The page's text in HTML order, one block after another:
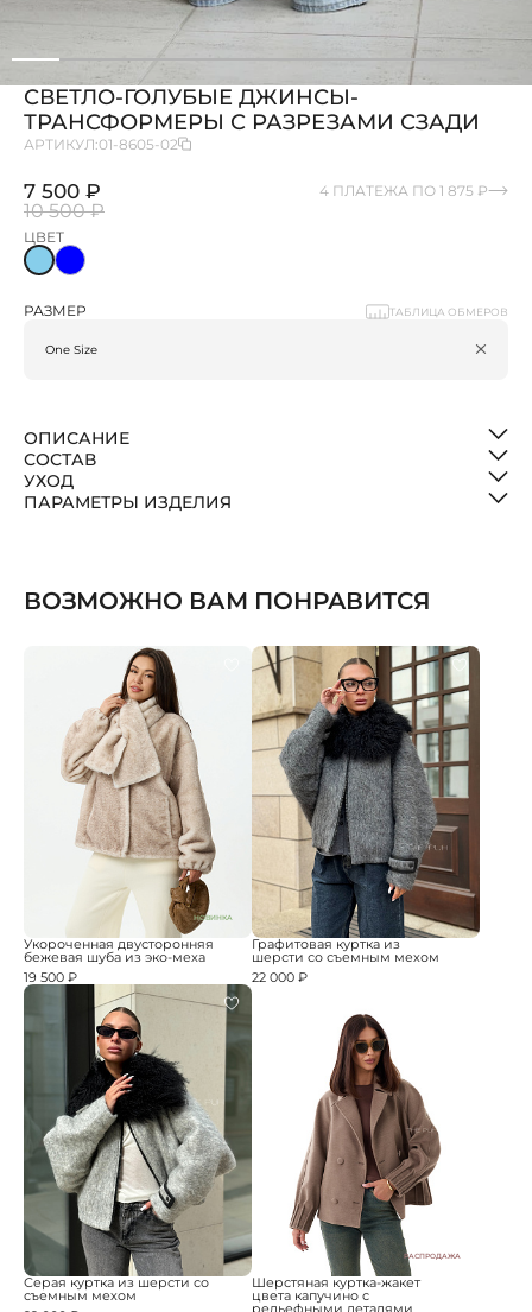
СВЕТЛО-ГОЛУБЫЕ ДЖИНСЫ-
ТРАНСФОРМЕРЫ С РАЗРЕЗАМИ СЗАДИ
АРТИКУЛ:01-8605-02
7 500 ₽
10 500 ₽
4 ПЛАТЕЖА ПО 1 875 ₽
ЦВЕТ
РАЗМЕР ТАБЛИЦА ОБМЕРОВ
ОПИСАНИЕ
СОСТАВ
УХОД
ПАРАМЕТРЫ ИЗДЕЛИЯ
ВОЗМОЖНО ВАМ ПОНРАВИТСЯ
НОВИНКА
Укороченная двусторонняя
бежевая шуба из эко-меха
19 500 ₽
Графитовая куртка из
шерсти со съемным мехом
22 000 ₽
Серая куртка из шерсти со
съемным мехом
РАСПРОДАЖА
Шерстяная куртка-жакет
цвета капучино с
рельефными деталями